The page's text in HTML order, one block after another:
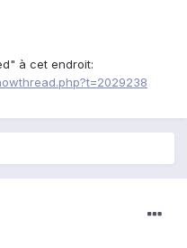
à cet endroit: